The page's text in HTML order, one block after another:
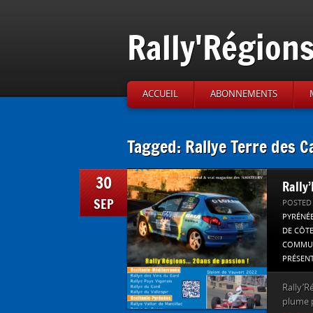
ACCUEIL ABONNEMENTS
Tagged: Rallye Terre des
30
SEP
DE CÔTE
plume